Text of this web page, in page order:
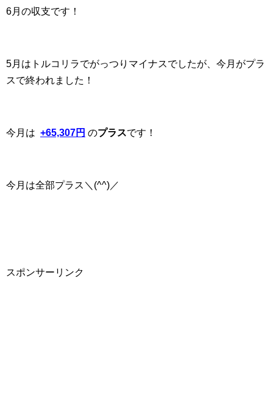
6月の収支です！
5月はトルコリラでがっつりマイナスでしたが、今月がプラ
スで終われました！
今月は +65,307円 のプラスです！
今月は全部プラス＼(^^)／
スポンサーリンク